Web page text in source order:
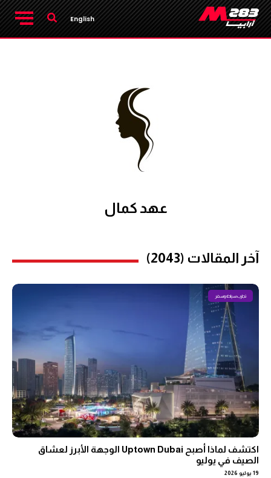
English
عهد كمال
آخر المقالات (2043)
تجارب سياحة وسفر
اكتشف لماذا أصبح Uptown Dubai الوجهة الأبرز لعشاق
الصيف في يوليو
19 يوليو 2026